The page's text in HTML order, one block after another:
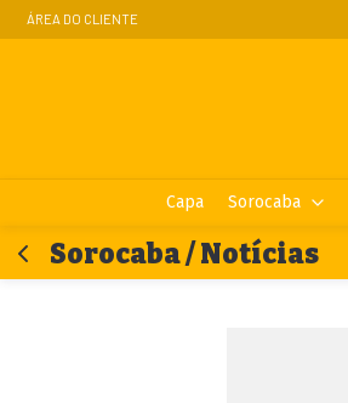
ÁREA DO CLIENTE
Capa Sorocaba
Sorocaba / Notícias